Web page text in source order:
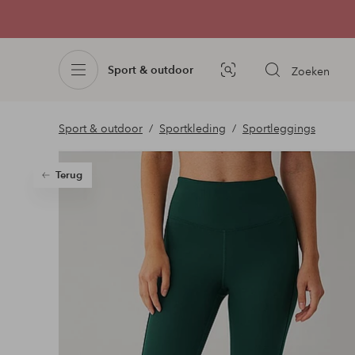
Sport & outdoor
Afbeelding
Zoeken
Sport & outdoor Sportkleding Sportleggings
Terug